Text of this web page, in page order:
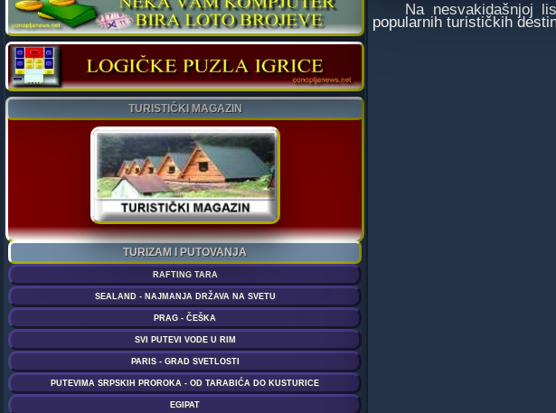
Na nesvakidašnjoj listi
popularnih turističkih